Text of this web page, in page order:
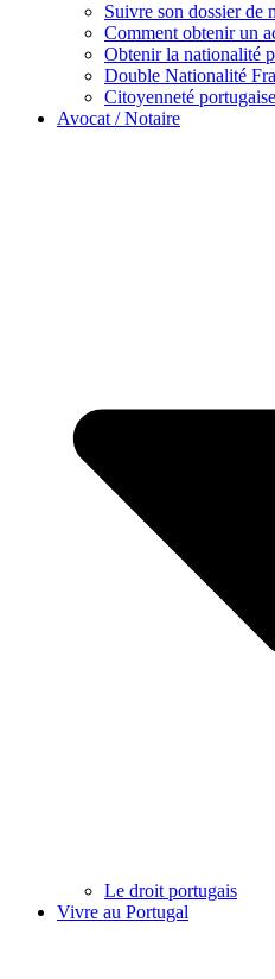
Suivre son dossier de
Comment obtenir un
Obtenir la nationalité
Double Nationalité
Citoyenneté
Avocat / Notaire
Le droit portugais
Vivre au Portugal